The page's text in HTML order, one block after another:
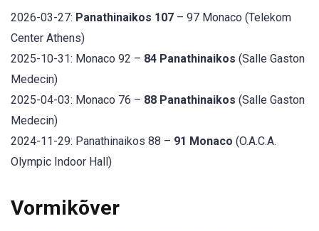
2026-03-27: Panathinaikos 107 – 97 Monaco (Telekom
Center Athens)
2025-10-31: Monaco 92 – 84 Panathinaikos (Salle Gaston
Medecin)
2025-04-03: Monaco 76 – 88 Panathinaikos (Salle Gaston
Medecin)
2024-11-29: Panathinaikos 88 – 91 Monaco (O.A.C.A.
Olympic Indoor Hall)
Vormikõver